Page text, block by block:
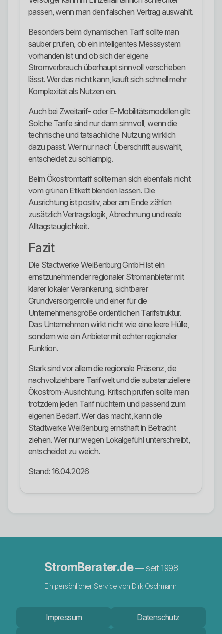
passen, wenn man den falschen Vertrag auswählt.
Besonders beim dynamischen Tarif sollte man
sauber prüfen, ob ein intelligentes Messsystem
vorhanden ist und ob sich der eigene
Stromverbrauch überhaupt sinnvoll verschieben
lässt. Wer das nicht kann, kauft sich schnell mehr
Komplexität als Nutzen ein.
Auch bei Zweitarif- oder E-Mobilitätsmodellen gilt:
Solche Tarife sind nur dann sinnvoll, wenn die
technische und tatsächliche Nutzung wirklich
dazu passt. Wer nur nach Überschrift auswählt,
entscheidet zu schlampig.
Beim Ökostromtarif sollte man sich ebenfalls nicht
vom grünen Etikett blenden lassen. Die
Ausrichtung ist positiv, aber am Ende zählen
zusätzlich Vertragslogik, Abrechnung und reale
Alltagstauglichkeit.
Fazit
Die Stadtwerke Weißenburg GmbH ist ein
ernstzunehmender regionaler Stromanbieter mit
klarer lokaler Verankerung, sichtbarer
Grundversorgerrolle und einer für die
Unternehmensgröße ordentlichen Tarifstruktur.
Das Unternehmen wirkt nicht wie eine leere Hülle,
sondern wie ein Anbieter mit echter regionaler
Funktion.
Stark sind vor allem die regionale Präsenz, die
nachvollziehbare Tarifwelt und die substanziellere
Ökostrom-Ausrichtung. Kritisch prüfen sollte man
trotzdem jeden Tarif nüchtern und passend zum
eigenen Bedarf. Wer das macht, kann die
Stadtwerke Weißenburg ernsthaft in Betracht
ziehen. Wer nur wegen Lokalgefühl unterschreibt,
entscheidet zu weich.
Stand: 16.04.2026
StromBerater.de— seit 1998
Ein persönlicher Service von Dirk Oschmann.
Impressum
Datenschutz